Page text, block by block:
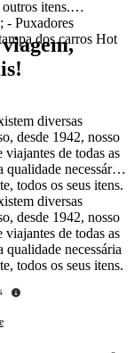
itens.
- Puxadores
dos carros Hot
diversas
desde 1942, nosso
de todas as
necessária
todos os seus itens.
diversas
desde 1942, nosso
de todas as
qualidade necessária
todos os seus itens.